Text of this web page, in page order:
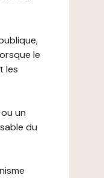
le
les
un
du